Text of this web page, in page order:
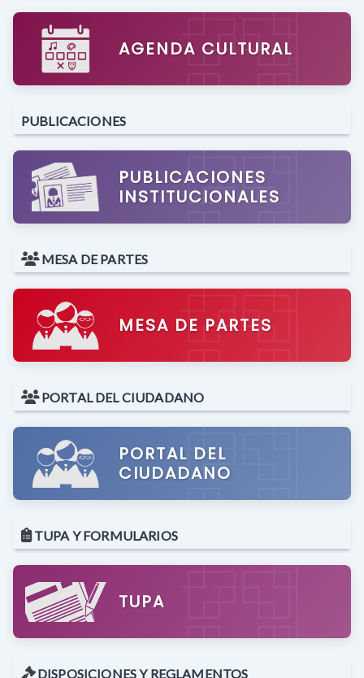
AGENDA CULTURAL
PUBLICACIONES
PUBLICACIONES
INSTITUCIONALES
MESA DE PARTES
MESA DE PARTES
PORTAL DEL CIUDADANO
PORTAL DEL
CIUDADANO
TUPA Y FORMULARIOS
TUPA
DISPOSICIONES Y REGLAMENTOS